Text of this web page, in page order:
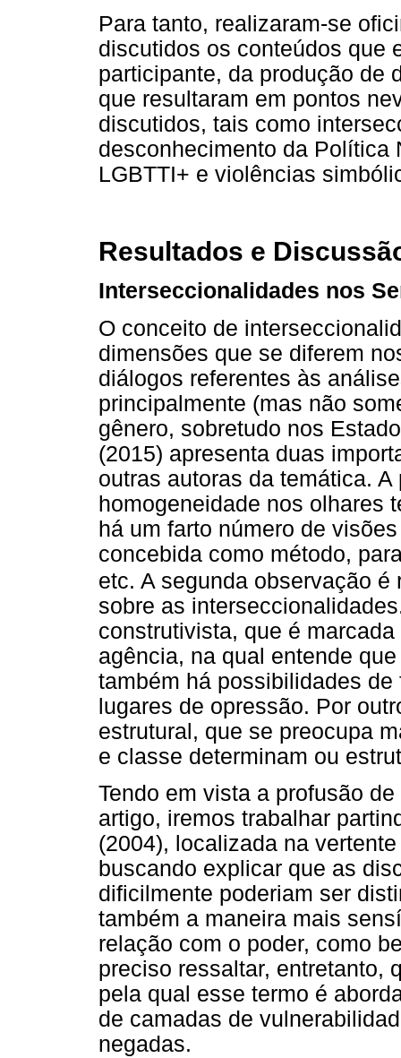
Para tanto, realizaram-se
discutidos os conteúdos que
participante, da produção de
que resultaram em pontos
discutidos, tais como
desconhecimento da Política
LGBTTI+ e violências
Resultados e
Interseccionalidades nos
O conceito de
dimensões que se diferem
diálogos referentes às
principalmente (mas não
gênero, sobretudo nos
(2015) apresenta duas
outras autoras da temática.
homogeneidade nos olhares
há um farto número de
concebida como método,
etc. A segunda observação
sobre as
construtivista, que é
agência, na qual entende
também há possibilidades
lugares de opressão. Por
estrutural, que se preocupa
e classe determinam ou
Tendo em vista a profusão
artigo, iremos trabalhar
(2004), localizada na
buscando explicar que as
dificilmente poderiam ser
também a maneira mais
relação com o poder, como
preciso ressaltar, entretanto,
pela qual esse termo é
de camadas de
negadas.